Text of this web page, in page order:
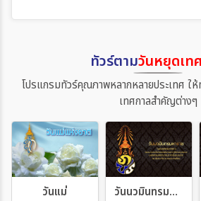
ทัวร์ตามวันหยุดเท
โปรแกรมทัวร์คุณภาพหลากหลายประเทศ ใ
เทศกาลสำคัญต่างๆ
วันแม่ วันนวมินทรมหาราช